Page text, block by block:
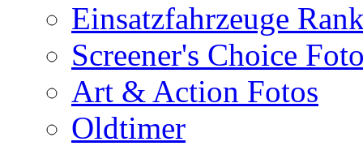
Einsatzfahrzeuge
Screener's Choice
Art & Action Fotos
Oldtimer